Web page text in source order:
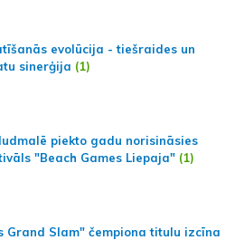
evolūcija - tiešraides un
sinerģija (1)
piekto gadu norisināsies
"Beach Games Liepaja" (1)
Grand Slam" čempiona titulu izcīna